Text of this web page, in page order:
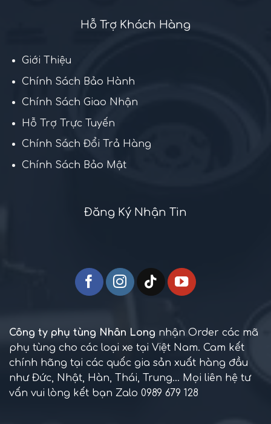
Hỗ Trợ Khách Hàng
Giới Thiệu
Chính Sách Bảo Hành
Chính Sách Giao Nhận
Hỗ Trợ Trực Tuyến
Chính Sách Đổi Trả Hàng
Chính Sách Bảo Mật
Đăng Ký Nhận Tin
Công ty phụ tùng Nhân Long nhận Order các mã
phụ tùng cho các loại xe tại Việt Nam. Cam kết
chính hãng tại các quốc gia sản xuất hàng đầu
như Đức, Nhật, Hàn, Thái, Trung... Mọi liên hệ tư
vấn vui lòng kết bạn Zalo 0989 679 128